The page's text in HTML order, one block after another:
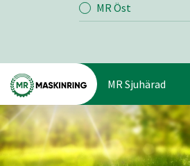
MR Öst
MR Sjuhärad